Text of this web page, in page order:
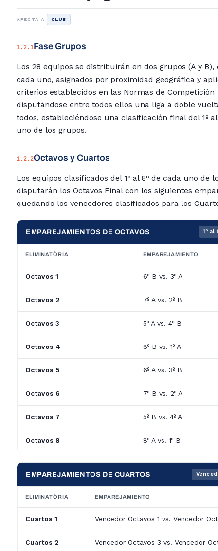
AFECTA A CLUB
1.2.1Fase Grupos
Los 28 equipos se distribuirán en dos grupos (A y B),
cada uno, asignados por proximidad geográfica y
criterios establecidos en las Normas de Competición
disputándose entre todos ellos una liga a doble
todos, estableciéndose una clasificación final del 1º
uno de los grupos.
1.2.2Octavos y Cuartos
Los equipos clasificados del 1º al 8º de cada uno de
disputarán los Octavos Final con los siguientes
quedando los vencedores clasificados para los
EMPAREJAMIENTOS DE OCTAVOS 1º al
ELIMINATÒRIA EMPAREJAMIENTO
Octavos 1 6º B vs. 3º A
Octavos 2 7º A vs. 2º B
Octavos 3 5º A vs. 4º B
Octavos 4 8º B vs. 1º A
Octavos 5 6º A vs. 3º B
Octavos 6 7º B vs. 2º A
Octavos 7 5º B vs. 4º A
Octavos 8 8º A vs. 1º B
EMPAREJAMIENTOS DE CUARTOS
ELIMINATÒRIA EMPAREJAMIENTO
Cuartos 1 Vencedor Octavos 1 vs. Vencedor
Cuartos 2 Vencedor Octavos 3 vs. Vencedor